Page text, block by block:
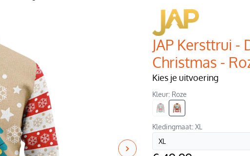
JAP Kersttrui
Christmas -
Kies je uitvoering
Kleur: Roze
Kledingmaat: XL